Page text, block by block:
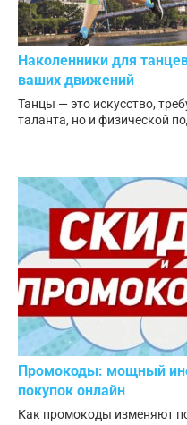
Наколенники для
ваших движений
Танцы — это искусство,
таланта, но и физической
Промокоды: мощный
покупок онлайн
Как промокоды изменяют